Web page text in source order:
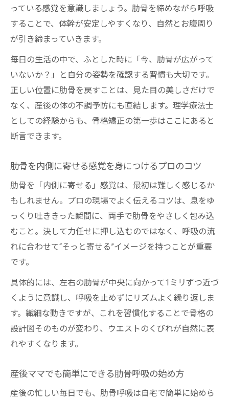
っている感覚を意識しましょう。肋骨を締めながら呼吸
することで、体幹が安定しやすくなり、自然とお腹周り
が引き締まっていきます。
毎日の生活の中で、ふとした時に「今、肋骨が広がって
いないか？」と自分の姿勢を確認する習慣も大切です。
正しい位置に肋骨を戻すことは、見た目の美しさだけで
なく、産後の体の不調予防にも直結します。理学療法士
としての経験からも、骨格矯正の第一歩はここにあると
断言できます。
肋骨を内側に寄せる感覚を身につけるプロのコツ
肋骨を「内側に寄せる」感覚は、最初は難しく感じるか
もしれません。プロの現場でよく伝えるコツは、息をゆ
っくり吐ききった瞬間に、両手で肋骨をやさしく包み込
むこと。決して力任せに押し込むのではなく、呼吸の流
れに合わせて“そっと寄せる”イメージを持つことが重要
です。
具体的には、左右の肋骨が中央に向かって1ミリずつ近づ
くように意識し、呼吸を止めずにリズムよく繰り返しま
す。繊細な動きですが、これを習慣化することで骨格の
設計図そのものが変わり、ウエストのくびれが自然に表
れやすくなります。
産後ママでも簡単にできる肋骨呼吸の始め方
産後の忙しい毎日でも、肋骨呼吸は自宅で簡単に始めら